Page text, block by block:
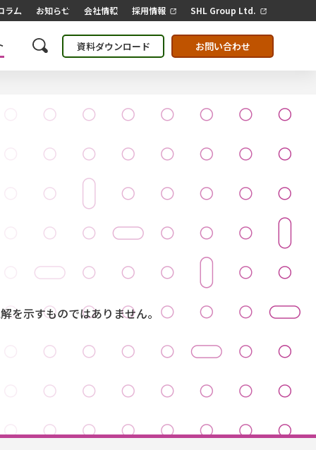
ラム お知らせ 会社情報 採用情報 SHL Group Ltd.
資料ダウンロード お問い合わせ
を示すものではありません。